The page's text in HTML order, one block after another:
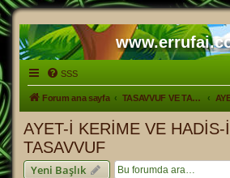
SSS
Forum ana sayfa TASAVVUF VE TARİKATLER
AYET-İ KERİME VE
TASAVVUF
Yeni Başlık